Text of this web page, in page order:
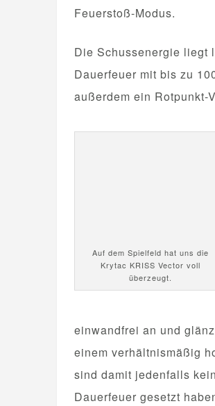
Feuerstoß-Modus.
Die Schussenergie liegt
Dauerfeuer mit bis zu
außerdem ein Rotpunkt-
Auf dem Spielfeld hat uns die
Krytac KRISS Vector voll
überzeugt.
einwandfrei an und
einem verhältnismäßig
sind damit jedenfalls
Dauerfeuer gesetzt